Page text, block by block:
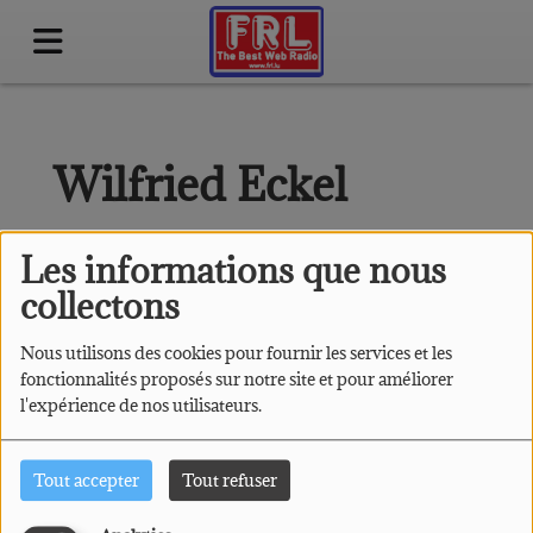
Les informations que nous
collectons
Nous utilisons des cookies pour fournir les services et les
fonctionnalités proposés sur notre site et pour améliorer
l'expérience de nos utilisateurs.
Tout accepter Tout refuser
Wilfried Eckel